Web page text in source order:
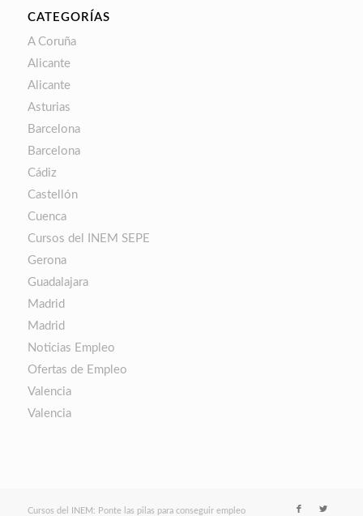
CATEGORÍAS
A Coruña
Alicante
Alicante
Asturias
Barcelona
Barcelona
Cádiz
Castellón
Cuenca
Cursos del INEM SEPE
Gerona
Guadalajara
Madrid
Madrid
Noticias Empleo
Ofertas de Empleo
Valencia
Valencia
Cursos del INEM: Ponte las pilas para conseguir empleo